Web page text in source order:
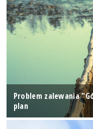
Problem zalewania
plan